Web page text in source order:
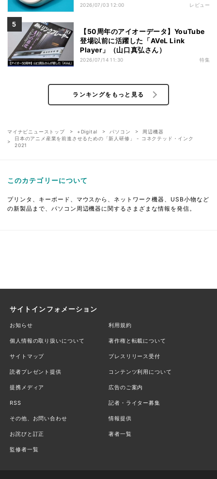
2026/07/03 12:00 レビュー
【50周年のアイオーデータ】YouTube
登場以前に活躍した「AVeL Link
Player」（山口真弘さん）
2026/07/14 11:30 特集
ランキングをもっと見る
マイナビニューストップ +Digital パソコン
周辺機器
日本のアニメ産業を前進させるための「新人研修」 - コネクテッド・インク
2021
このカテゴリーについて
プリンタ、キーボード、マウスから、ネットワーク機器、USB小物など
の新製品まで、パソコン周辺機器に関するさまざまな情報を発信。
サイトインフォメーション
お知らせ 利用規約
個人情報の取り扱いについて 著作権と転載について
サイトマップ プレスリリース受付
読者プレゼント提供 コンテンツ利用について
提携メディア 広告のご案内
RSS 記者・ライター募集
その他、お問い合わせ 情報提供
お詫びと訂正 著者一覧
監修者一覧